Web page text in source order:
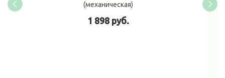
(механическая)
1 898 руб.